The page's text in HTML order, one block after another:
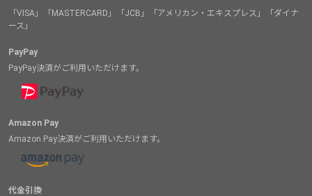
「VISA」「MASTERCARD」「JCB」「アメリカン・エキスプレス」「ダイナ
ース」
PayPay
PayPay決済がご利用いただけます。
Amazon Pay
Amazon Pay決済がご利用いただけます。
代金引換